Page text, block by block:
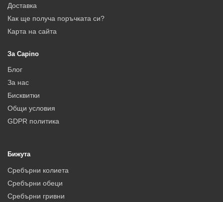
Доставка
Как ще получа поръчката си?
Карта на сайта
За Capino
Блог
За нас
Бисквитки
Общи условия
GDPR политика
Бижута
Сребърни колиета
Сребърни обеци
Сребърни гривни